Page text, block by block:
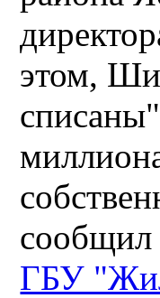
этом,
сообщил
ГБУ